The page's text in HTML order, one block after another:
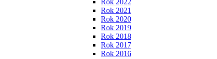
Rok 2022
Rok 2021
Rok 2020
Rok 2019
Rok 2018
Rok 2017
Rok 2016